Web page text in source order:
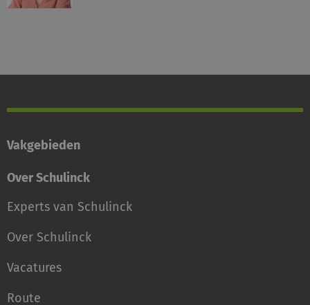
Vakgebieden
Over Schulinck
Experts van Schulinck
Over Schulinck
Vacatures
Route